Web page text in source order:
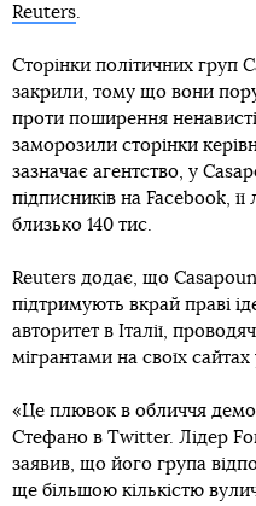
Reuters
Сторінки політичних груп
закрили, тому що вони
проти поширення
заморозили сторінки
зазначає агентство, у
підписників на Facebook,
близько 140 тис.
Reuters додає, що
підтримують вкрай праві
авторитет в Італії,
мігрантами на своїх
«Це плювок в обличчя
Стефано в Twitter. Лідер
заявив, що його група
ще більшою кількістю